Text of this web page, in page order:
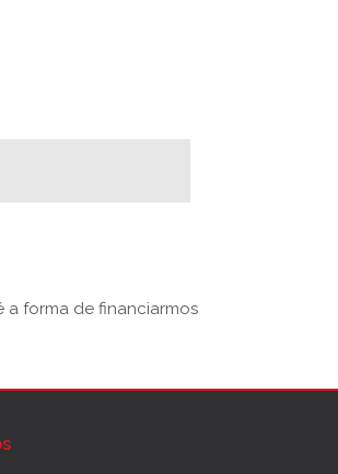
a forma de financiarmos